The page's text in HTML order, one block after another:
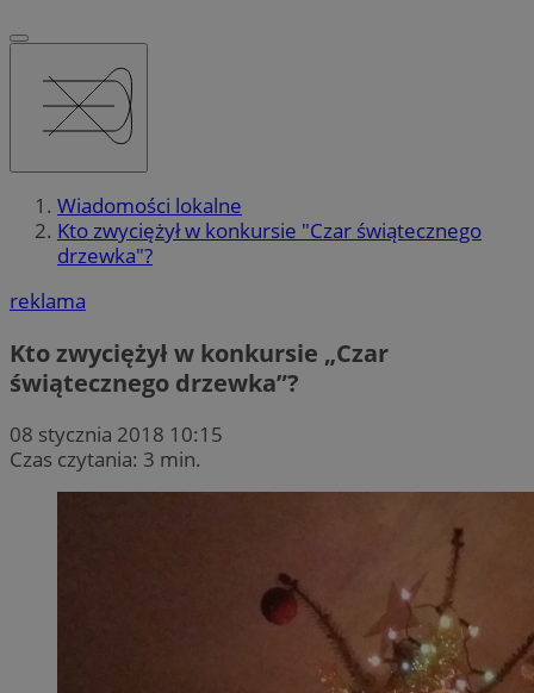
Wiadomości lokalne
Kto zwyciężył w konkursie "Czar świątecznego
drzewka"?
reklama
Kto zwyciężył w konkursie „Czar
świątecznego drzewka”?
08 stycznia 2018 10:15
Czas czytania: 3 min.